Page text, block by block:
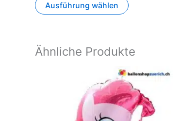
Ausführung wählen
Ähnliche Produkte